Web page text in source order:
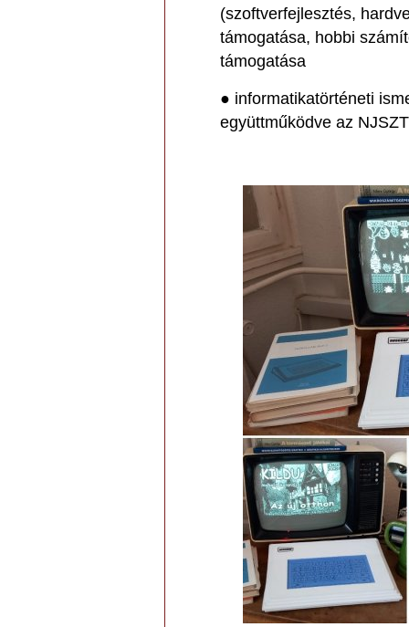
(szoftverfejlesztés,
támogatása, hobbi
támogatása
● informatikatörténeti
együttműködve az